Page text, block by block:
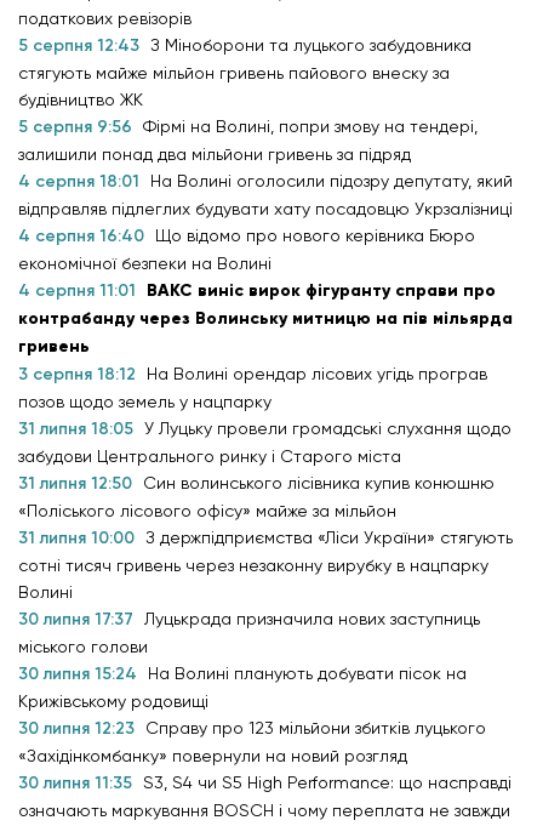
податкових ревізорів
5 серпня 12:43 З Міноборони та луцького забудовника
стягують майже мільйон гривень пайового внеску за
будівництво ЖК
5 серпня 9:56
Фірмі на Волині, попри змову на тендері,
залишили понад два мільйони гривень за підряд
4 серпня 18:01
На Волині оголосили підозру депутату, який
відправляв підлеглих будувати хату посадовцю Укрзалізниці
4 серпня 16:40
Що відомо про нового керівника Бюро
економічної безпеки на Волині
4 серпня 11:01
ВАКС виніс вирок фігуранту справи про
контрабанду через Волинську митницю на пів мільярда
гривень
3 серпня 18:12
На Волині орендар лісових угідь програв
позов щодо земель у нацпарку
31 липня 18:05 У Луцьку провели громадські слухання щодо
забудови Центрального ринку і Старого міста
31 липня 12:50
Син волинського лісівника купив конюшню
«Поліського лісового офісу» майже за мільйон
31 липня 10:00 З держпідприємства «Ліси України» стягують
сотні тисяч гривень через незаконну вирубку в нацпарку
Волині
30 липня 17:37
Луцькрада призначила нових заступниць
міського голови
30 липня 15:24
На Волині планують добувати пісок на
Крижівському родовищі
30 липня 12:23
Справу про 123 мільйони збитків луцького
«Західінкомбанку» повернули на новий розгляд
30 липня 11:35 S3, S4 чи S5 High Performance: що насправді
означають маркування BOSCH і чому переплата не завжди